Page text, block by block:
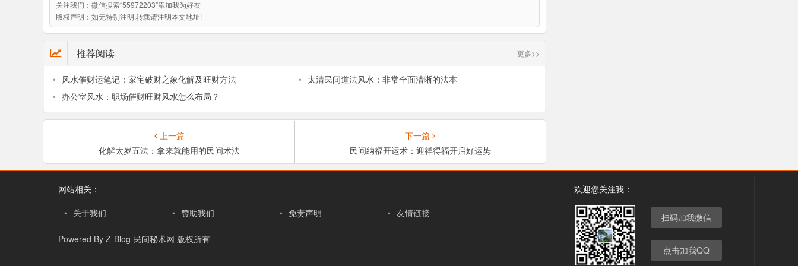
关注我们： 微信搜索“55972203”添加我为好友
版权声明： 如无特别注明,转载请注明本文地址!
推荐阅读 更多>>
• 风水催财运笔记：家宅破财之象化解及旺财方法 • 太清民间道法风水：非常全面清晰的法本
• 办公室风水：职场催财旺财风水怎么布局？
上一篇
化解太岁五法：拿来就能用的民间术法
下一篇
民间纳福开运术：迎祥得福开启好运势
网站相关：
• 关于我们 • 赞助我们 • 免责声明 • 友情链接
Powered By Z-Blog 民间秘术网 版权所有
欢迎您关注我：
扫码加我微信
点击加我QQ